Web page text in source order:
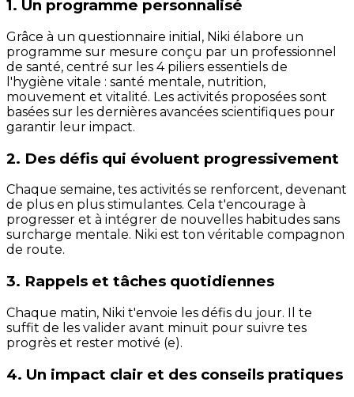
1. Un programme personnalisé
Grâce à un questionnaire initial, Niki élabore un
programme sur mesure conçu par un professionnel
de santé, centré sur les 4 piliers essentiels de
l'hygiène vitale : santé mentale, nutrition,
mouvement et vitalité. Les activités proposées sont
basées sur les dernières avancées scientifiques pour
garantir leur impact.
2. Des défis qui évoluent progressivement
Chaque semaine, tes activités se renforcent, devenant
de plus en plus stimulantes. Cela t'encourage à
progresser et à intégrer de nouvelles habitudes sans
surcharge mentale. Niki est ton véritable compagnon
de route.
3. Rappels et tâches quotidiennes
Chaque matin, Niki t'envoie les défis du jour. Il te
suffit de les valider avant minuit pour suivre tes
progrès et rester motivé (e).
4. Un impact clair et des conseils pratiques